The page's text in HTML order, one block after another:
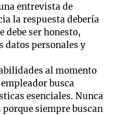
entrevista de
la respuesta debería
debe ser honesto,
datos personales y
al momento
busca
esenciales. Nunca
siempre buscan